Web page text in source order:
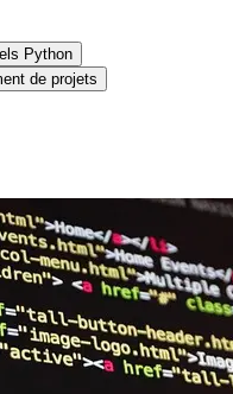
Python
de projets